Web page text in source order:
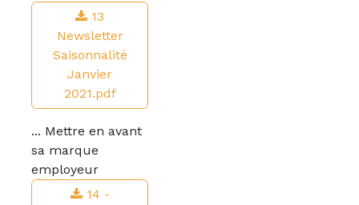
13
Newsletter
Saisonnalité
Janvier
2021.pdf
... Mettre en avant
sa marque
employeur
14 -